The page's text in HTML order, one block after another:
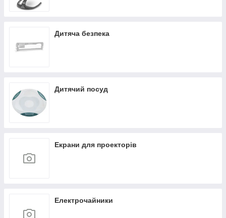
Дитяча безпека
Дитячий посуд
Екрани для проекторів
Електрочайники